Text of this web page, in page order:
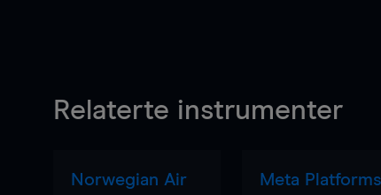
Relaterte instrumenter
Norwegian Air
Meta Platforms